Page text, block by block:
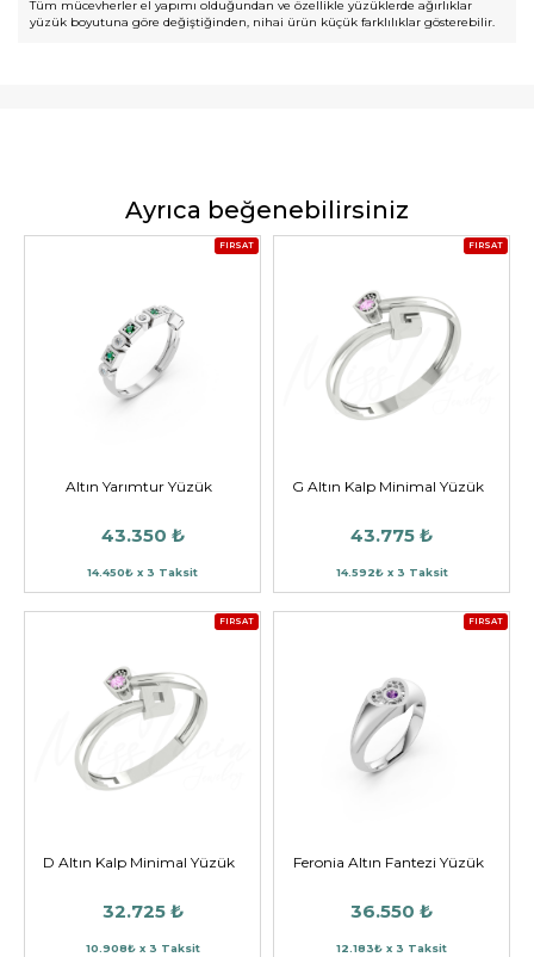
Tüm mücevherler el yapımı olduğundan ve özellikle yüzüklerde ağırlıklar
yüzük boyutuna göre değiştiğinden, nihai ürün küçük farklılıklar gösterebilir.
Ayrıca beğenebilirsiniz
FIRSAT
Altın Yarımtur Yüzük
43.350 ₺
14.450₺ x 3 Taksit
FIRSAT
G Altın Kalp Minimal Yüzük
43.775 ₺
14.592₺ x 3 Taksit
FIRSAT
D Altın Kalp Minimal Yüzük
32.725 ₺
10.908₺ x 3 Taksit
FIRSAT
Feronia Altın Fantezi Yüzük
36.550 ₺
12.183₺ x 3 Taksit